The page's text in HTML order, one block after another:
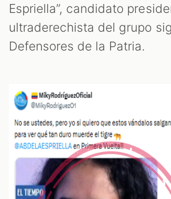
Espriella”, candidato
ultraderechista del grupo
Defensores de la Patria.